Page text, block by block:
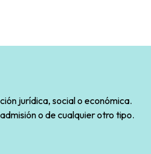
jurídica, social o económica.
o de cualquier otro tipo.